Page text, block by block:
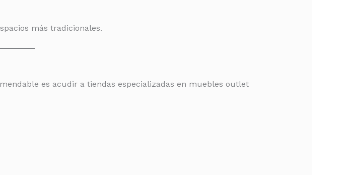
más tradicionales.
es acudir a tiendas especializadas en muebles outlet